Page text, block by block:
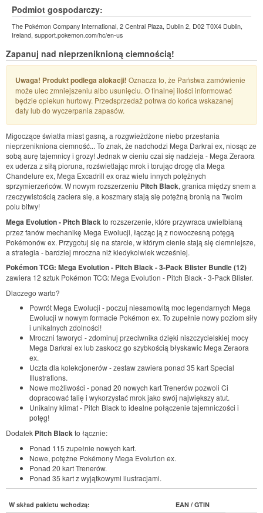
Podmiot gospodarczy:
The Pokémon Company International, 2 Central Plaza, Dublin 2, D02 T0X4 Dublin,
Ireland, support.pokemon.com/hc/en-us
Zapanuj nad nieprzeniknioną ciemnością!
Uwaga! Produkt podlega alokacji! Oznacza to, że Państwa zamówienie
może ulec zmniejszeniu albo usunięciu. O finalnej ilości informować
będzie opiekun hurtowy. Przedsprzedaż potrwa do końca wskazanej
daty lub do wyczerpania zapasów.
Migoczące światła miast gasną, a rozgwieżdżone niebo przesłania
nieprzenikniona ciemność... To znak, że nadchodzi Mega Darkrai ex, niosąc ze
sobą aurę tajemnicy i grozy! Jednak w cieniu czai się nadzieja - Mega Zeraora
ex uderza z siłą pioruna, rozświetlając mrok i torując drogę dla Mega
Chandelure ex, Mega Excadrill ex oraz wielu innych potężnych
sprzymierzeńców. W nowym rozszerzeniu Pitch Black, granica między snem a
rzeczywistością zaciera się, a koszmary stają się potężną bronią na Twoim
polu bitwy!
Mega Evolution - Pitch Black to rozszerzenie, które przywraca uwielbianą
przez fanów mechanikę Mega Ewolucji, łącząc ją z nowoczesną potęgą
Pokémonów ex. Przygotuj się na starcie, w którym cienie stają się ciemniejsze,
a strategia - bardziej mroczna niż kiedykolwiek wcześniej.
Pokémon TCG: Mega Evolution - Pitch Black - 3-Pack Blister Bundle (12)
zawiera 12 sztuk Pokémon TCG: Mega Evolution - Pitch Black - 3-Pack Blister.
Dlaczego warto?
Powrót Mega Ewolucji - poczuj niesamowitą moc legendarnych Mega
Ewolucji w nowym formacie Pokémon ex. To zupełnie nowy poziom siły
i unikalnych zdolności!
Mroczni faworyci - zdominuj przeciwnika dzięki niszczycielskiej mocy
Mega Darkrai ex lub zaskocz go szybkością błyskawic Mega Zeraora
ex.
Uczta dla kolekcjonerów - zestaw zawiera ponad 35 kart Special
Illustrations.
Nowe możliwości - ponad 20 nowych kart Trenerów pozwoli Ci
dopracować talię i wykorzystać mrok jako swój największy atut.
Unikalny klimat - Pitch Black to idealne połączenie tajemniczości i
potęg!
Dodatek Pitch Black to łącznie:
Ponad 115 zupełnie nowych kart.
Nowe, potężne Pokémony Mega Evolution ex.
Ponad 20 kart Trenerów.
Ponad 35 kart z wyjątkowymi ilustracjami.
W skład pakietu wchodzą: EAN / GTIN